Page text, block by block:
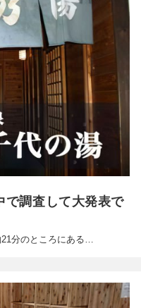
で調査して大発表で
分のところにある…